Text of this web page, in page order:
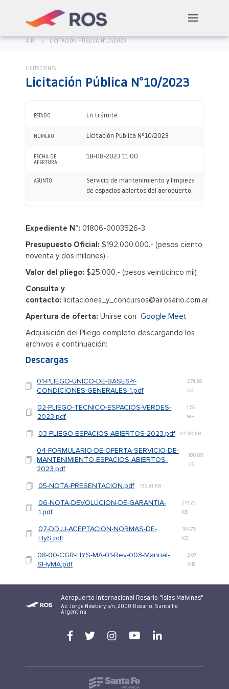
AIR LICITACIÓN PÚBLICA N°10/2023
LICITACIONES
Licitación Pública N°10/2023
ESTADO En trámite
NÚMERO Licitación Pública Nº10/2023
FECHA DE
APERTURA
18-08-2023 11:00
ASUNTO
Servicio de mantenimiento y limpieza
de espacios abiertos del aeropuerto.
Expediente N°: 01806-0003526-3
Presupuesto Oficial: $192.000.000.- (pesos ciento
noventa y dos millones).-
Valor del pliego: $25.000.- (pesos veinticinco mil)
Consulta y
contacto: licitaciones_y_concursos@airosario.com.ar
Apertura de oferta: Unirse con Google Meet
Adquisición del Pliego completo descargando los
archivos a continuación:
Descargas
01-PLIEGO-UNICO-DE-BASES-Y-
CONDICIONES-GENERALES-1.pdf
274,38
KB
02-PLIEGO-TECNICO-ESPACIOS-VERDES-
2023.pdf
1,53
MB
03-PLIEGO-ESPACIOS-ABIERTOS-2023.pdf 817,13 KB
04-FORMULARIO-DE-OFERTA-SERVICIO-DE-
MANTENIMIENTO-ESPACIOS-ABIERTOS-
2023.pdf
188,88
KB
05-NOTA-PRESENTACION.pdf 183,41 KB
06-NOTA-DEVOLUCION-DE-GARANTIA-
1.pdf
218,72
KB
07-DDJJ-ACEPTACION-NORMAS-DE-
HyS.pdf
184,75
KB
08-00-CGR-HYS-MA-01-Rev-003-Manual-
SHyMA.pdf
2,07
MB
Aeropuerto Internacional Rosario "Islas Malvinas"
Av. Jorge Newbery, s/n, 2000 Rosario, Santa Fe,
Argentina